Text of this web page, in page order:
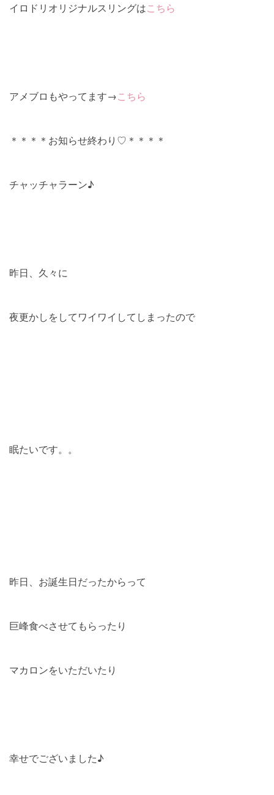
イロドリオリジナルスリングはこちら
アメブロもやってます→こちら
＊＊＊＊お知らせ終わり♡＊＊＊＊
チャッチャラーン♪
昨日、久々に
夜更かしをしてワイワイしてしまったので
眠たいです。。
昨日、お誕生日だったからって
巨峰食べさせてもらったり
マカロンをいただいたり
幸せでございました♪